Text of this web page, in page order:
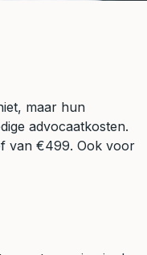
maar hun
advocaatkosten.
van €499. Ook voor